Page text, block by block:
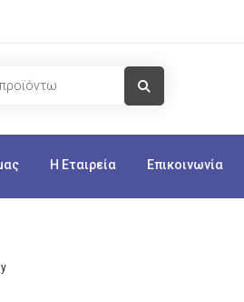
Visit Link
Η Εταιρεία Επικοινωνία